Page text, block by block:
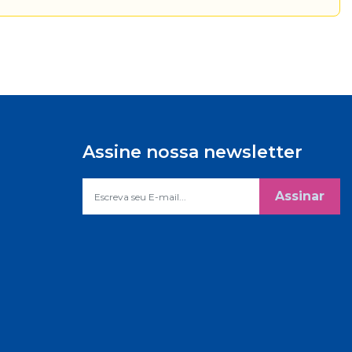
Assine nossa newsletter
Assinar